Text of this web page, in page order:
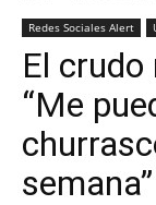
Redes Sociales Alert
El crudo
“Me
semana”